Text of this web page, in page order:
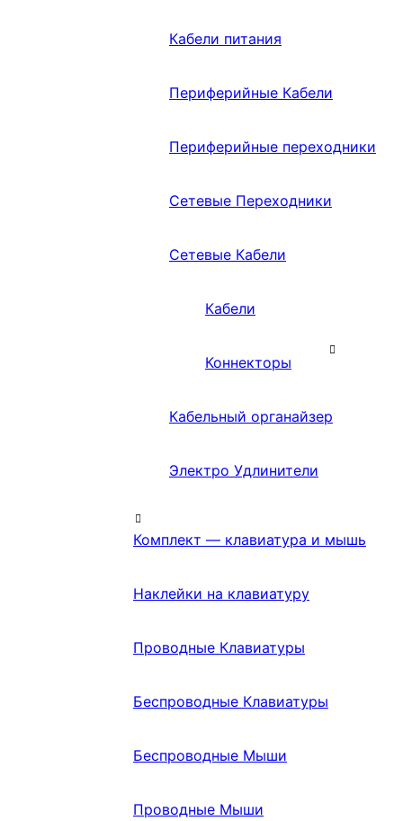
Кабели питания
Периферийные Кабели
Периферийные переходники
Сетевые Переходники
Сетевые Кабели
Кабели
Коннекторы
Кабельный органайзер
Электро Удлинители
Комплект — клавиатура и мышь
Наклейки на клавиатуру
Проводные Клавиатуры
Беспроводные Клавиатуры
Беспроводные Мыши
Проводные Мыши